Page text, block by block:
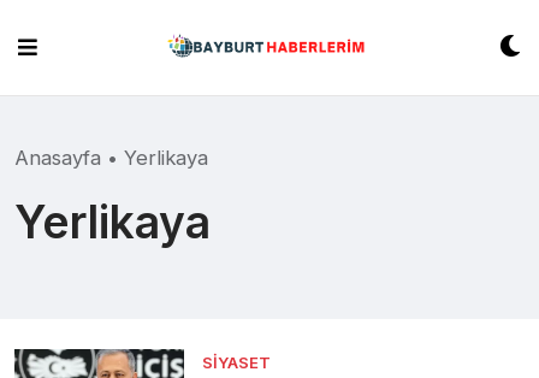
content
Anasayfa • Yerlikaya
Yerlikaya
SIYASET